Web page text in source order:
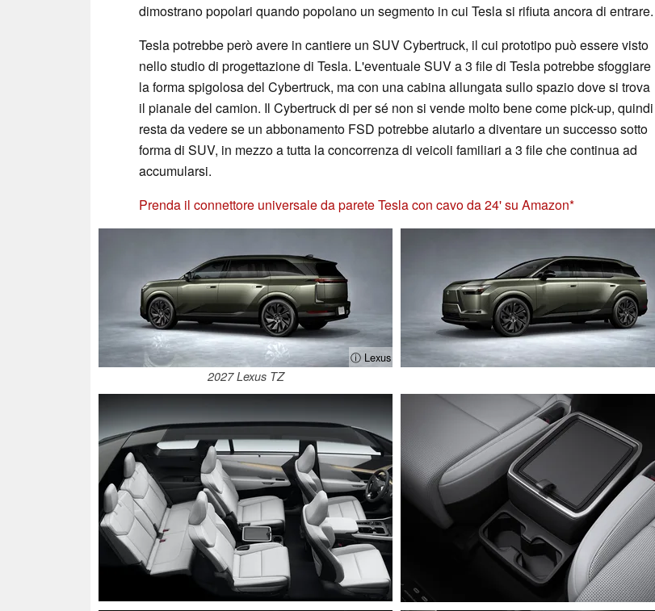
dimostrano popolari quando popolano un segmento in cui Tesla si rifiuta ancora di entrare.
Tesla potrebbe però avere in cantiere un SUV Cybertruck, il cui prototipo può essere visto
nello studio di progettazione di Tesla. L'eventuale SUV a 3 file di Tesla potrebbe sfoggiare
la forma spigolosa del Cybertruck, ma con una cabina allungata sullo spazio dove si trova
il pianale del camion. Il Cybertruck di per sé non si vende molto bene come pick-up, quindi
resta da vedere se un abbonamento FSD potrebbe aiutarlo a diventare un successo sotto
forma di SUV, in mezzo a tutta la concorrenza di veicoli familiari a 3 file che continua ad
accumularsi.
Prenda il connettore universale da parete Tesla con cavo da 24' su Amazon
ⓘ Lexus
2027 Lexus TZ